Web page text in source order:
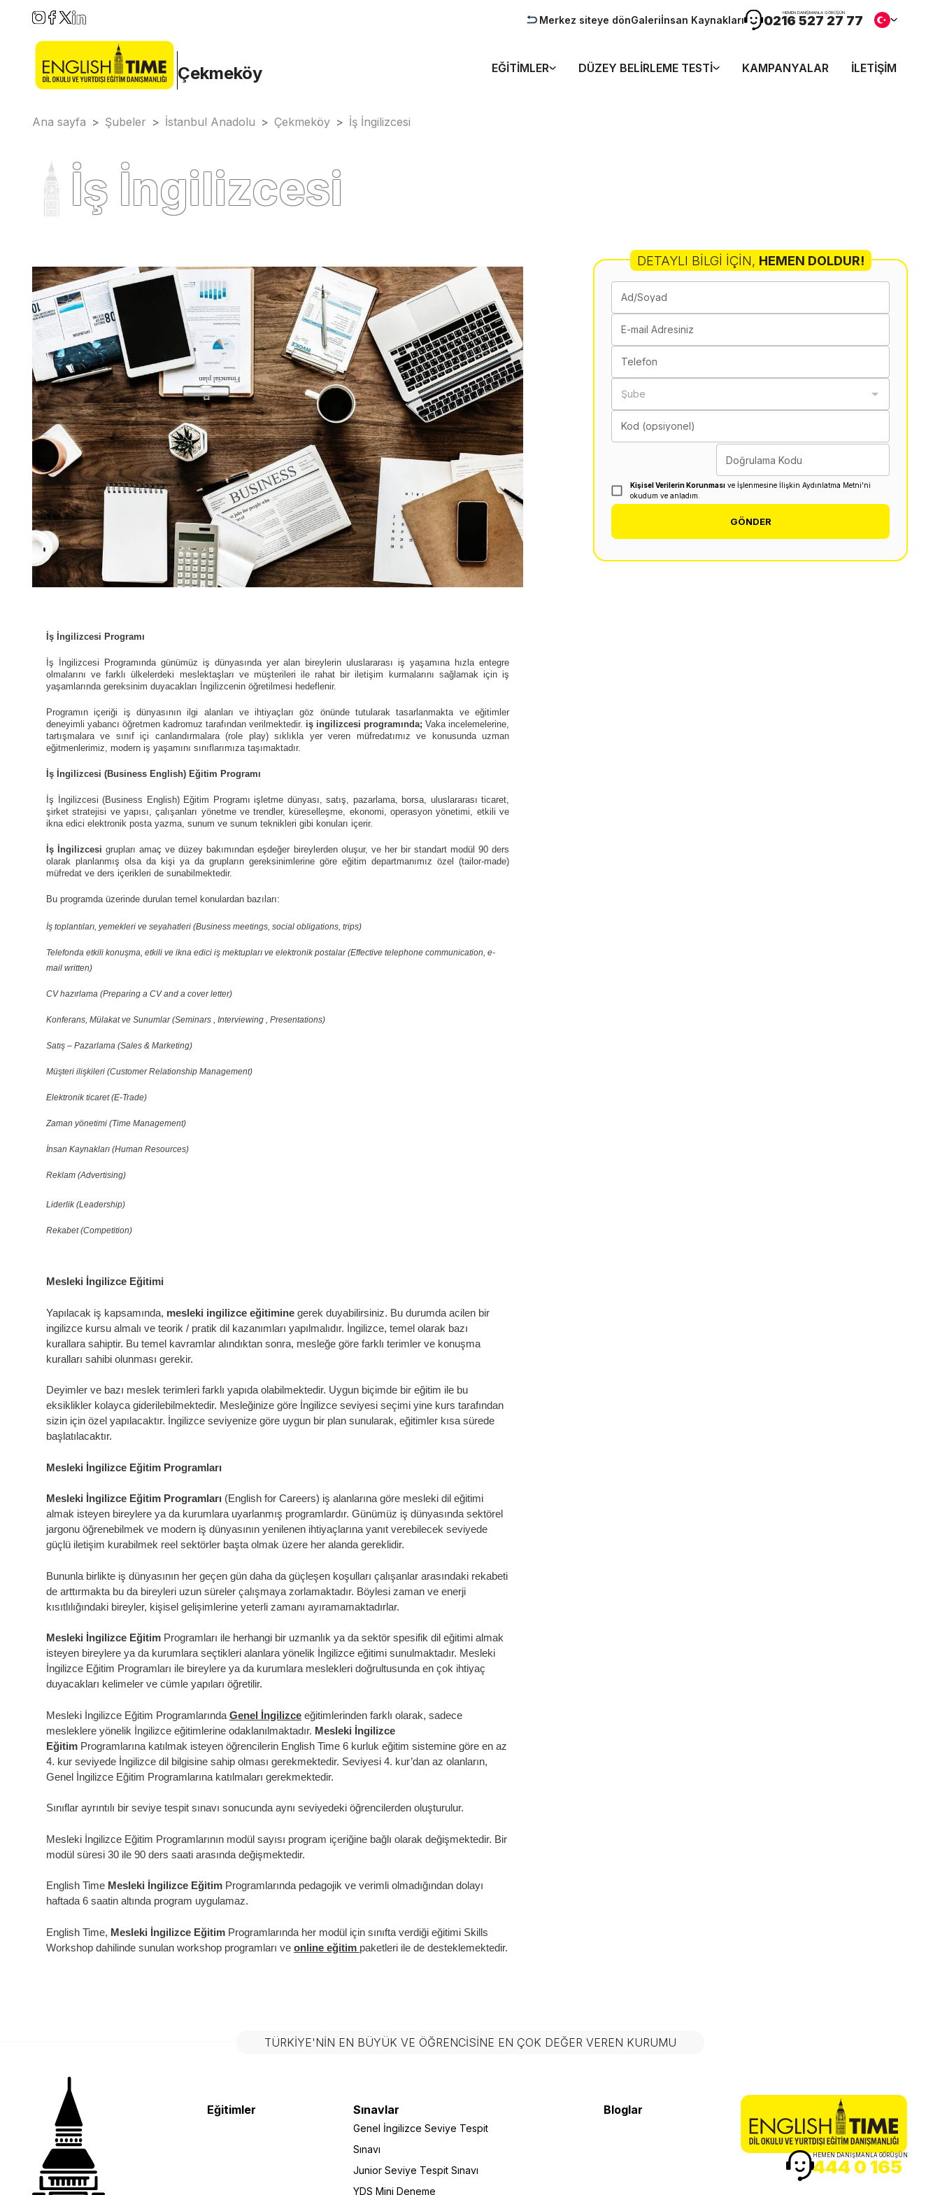
Merkez siteye dönGaleriİnsan Kaynakları
HEMEN DANIŞMANLA GÖRÜŞÜN
0216 527 27 77
Çekmeköy EĞITIMLER DÜZEY BELIRLEME TESTI KAMPANYALAR İLETIŞIM
Ana sayfa > Şubeler > İstanbul Anadolu > Çekmeköy > İş İngilizcesi
İş İngilizcesi
İş İngilizcesi Programı
İş İngilizcesi Programındagünümüz iş dünyasında yer alan bireylerin uluslararası iş yaşamına hızla entegre
olmalarını ve farklı ülkelerdeki meslektaşları ve müşterileri ile rahat bir iletişim kurmalarını sağlamak için iş
yaşamlarında gereksinim duyacakları İngilizcenin öğretilmesi hedeflenir.
Programın içeriği iş dünyasının ilgi alanları ve ihtiyaçları göz önünde tutularak tasarlanmakta ve eğitimler
deneyimli yabancı öğretmen kadromuz tarafından verilmektedir. iş ingilizcesi programında; Vaka incelemelerine,
tartışmalara ve sınıf içi canlandırmalara (role play) sıklıkla yer veren müfredatımız ve konusunda uzman
eğitmenlerimiz, modern iş yaşamını sınıflarımıza taşımaktadır.
İş İngilizcesi (Business English) Eğitim Programı
İş İngilizcesi (Business English) Eğitim Programı işletme dünyası, satış, pazarlama, borsa, uluslararası ticaret,
şirket stratejisi ve yapısı, çalışanları yönetme ve trendler, küreselleşme, ekonomi, operasyon yönetimi, etkili ve
ikna edici elektronik posta yazma, sunum ve sunum teknikleri gibi konuları içerir.
İş İngilizcesi grupları amaç ve düzey bakımından eşdeğer bireylerden oluşur, ve her bir standart modül 90 ders
olarak planlanmış olsa da kişi ya da grupların gereksinimlerine göre eğitim departmanımız özel (tailor-made)
müfredat ve ders içerikleri de sunabilmektedir.
Bu programda üzerinde durulan temel konulardan bazıları:
İş toplantıları, yemekleri ve seyahatleri (Business meetings, social obligations, trips)
Telefonda etkili konuşma, etkili ve ikna edici iş mektupları ve elektronik postalar (Effective telephone communication, e-
mail written)
CV hazırlama (Preparing a CV and a cover letter)
Konferans, Mülakat ve Sunumlar (Seminars , Interviewing , Presentations)
Satış – Pazarlama (Sales & Marketing)
Müşteri ilişkileri (Customer Relationship Management)
Elektronik ticaret (E-Trade)
Zaman yönetimi (Time Management)
İnsan Kaynakları (Human Resources)
Reklam (Advertising)
Liderlik (Leadership)
Rekabet (Competition)
Mesleki İngilizce Eğitimi
Yapılacak iş kapsamında, mesleki ingilizce eğitimine gerek duyabilirsiniz. Bu durumda acilen bir
ingilizce kursu almalı ve teorik / pratik dil kazanımları yapılmalıdır. İngilizce, temel olarak bazı
kurallara sahiptir. Bu temel kavramlar alındıktan sonra, mesleğe göre farklı terimler ve konuşma
kuralları sahibi olunması gerekir.
Deyimler ve bazı meslek terimleri farklı yapıda olabilmektedir. Uygun biçimde bir eğitim ile bu
eksiklikler kolayca giderilebilmektedir. Mesleğinize göre İngilizce seviyesi seçimi yine kurs tarafından
sizin için özel yapılacaktır. İngilizce seviyenize göre uygun bir plan sunularak, eğitimler kısa sürede
başlatılacaktır.
Mesleki İngilizce Eğitim Programları
Mesleki İngilizce Eğitim Programları (English for Careers) iş alanlarına göre mesleki dil eğitimi
almak isteyen bireylere ya da kurumlara uyarlanmış programlardır. Günümüz iş dünyasında sektörel
jargonu öğrenebilmek ve modern iş dünyasının yenilenen ihtiyaçlarına yanıt verebilecek seviyede
güçlü iletişim kurabilmek reel sektörler başta olmak üzere her alanda gereklidir.
Bununla birlikte iş dünyasının her geçen gün daha da güçleşen koşulları çalışanlar arasındaki rekabeti
de arttırmakta bu da bireyleri uzun süreler çalışmaya zorlamaktadır. Böylesi zaman ve enerji
kısıtlılığındaki bireyler, kişisel gelişimlerine yeterli zamanı ayıramamaktadırlar.
Mesleki İngilizce Eğitim Programları ile herhangi bir uzmanlık ya da sektör spesifik dil eğitimi almak
isteyen bireylere ya da kurumlara seçtikleri alanlara yönelik İngilizce eğitimi sunulmaktadır. Mesleki
İngilizce Eğitim Programları ile bireylere ya da kurumlara meslekleri doğrultusunda en çok ihtiyaç
duyacakları kelimeler ve cümle yapıları öğretilir.
Mesleki İngilizce Eğitim Programlarında Genel İngilizce eğitimlerinden farklı olarak, sadece
mesleklere yönelik İngilizce eğitimlerine odaklanılmaktadır. Mesleki İngilizce
Eğitim Programlarına katılmak isteyen öğrencilerin English Time 6 kurluk eğitim sistemine göre en az
4. kur seviyede İngilizce dil bilgisine sahip olması gerekmektedir. Seviyesi 4. kur’dan az olanların,
Genel İngilizce Eğitim Programlarına katılmaları gerekmektedir.
Sınıflar ayrıntılı bir seviye tespit sınavı sonucunda aynı seviyedeki öğrencilerden oluşturulur.
Mesleki İngilizce Eğitim Programlarının modül sayısı program içeriğine bağlı olarak değişmektedir. Bir
modül süresi 30 ile 90 ders saati arasında değişmektedir.
English Time Mesleki İngilizce Eğitim Programlarında pedagojik ve verimli olmadığından dolayı
haftada 6 saatin altında program uygulamaz.
English Time, Mesleki İngilizce Eğitim Programlarında her modül için sınıfta verdiği eğitimi Skills
Workshop dahilinde sunulan workshop programları ve online eğitim paketleri ile de desteklemektedir.
DETAYLI BILGI İÇIN, HEMEN DOLDUR!
Ad/Soyad
E-mail Adresiniz
Telefon
Şube
Kod (opsiyonel)
Doğrulama Kodu
Kişisel Verilerin Korunması ve İşlenmesine İlişkin Aydınlatma Metni'ni
okudum ve anladım.
GÖNDER
TÜRKIYE'NIN EN BÜYÜK VE ÖĞRENCISINE EN ÇOK DEĞER VEREN KURUMU
Eğitimler Sınavlar
Genel İngilizce Seviye Tespit
Sınavı
Junior Seviye Tespit Sınavı
YDS Mini Deneme
Bloglar
HEMEN DANIŞMANLA GÖRÜŞÜN
444 0 165